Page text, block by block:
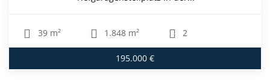
39 m² 1.848 m² 2
195.000 €